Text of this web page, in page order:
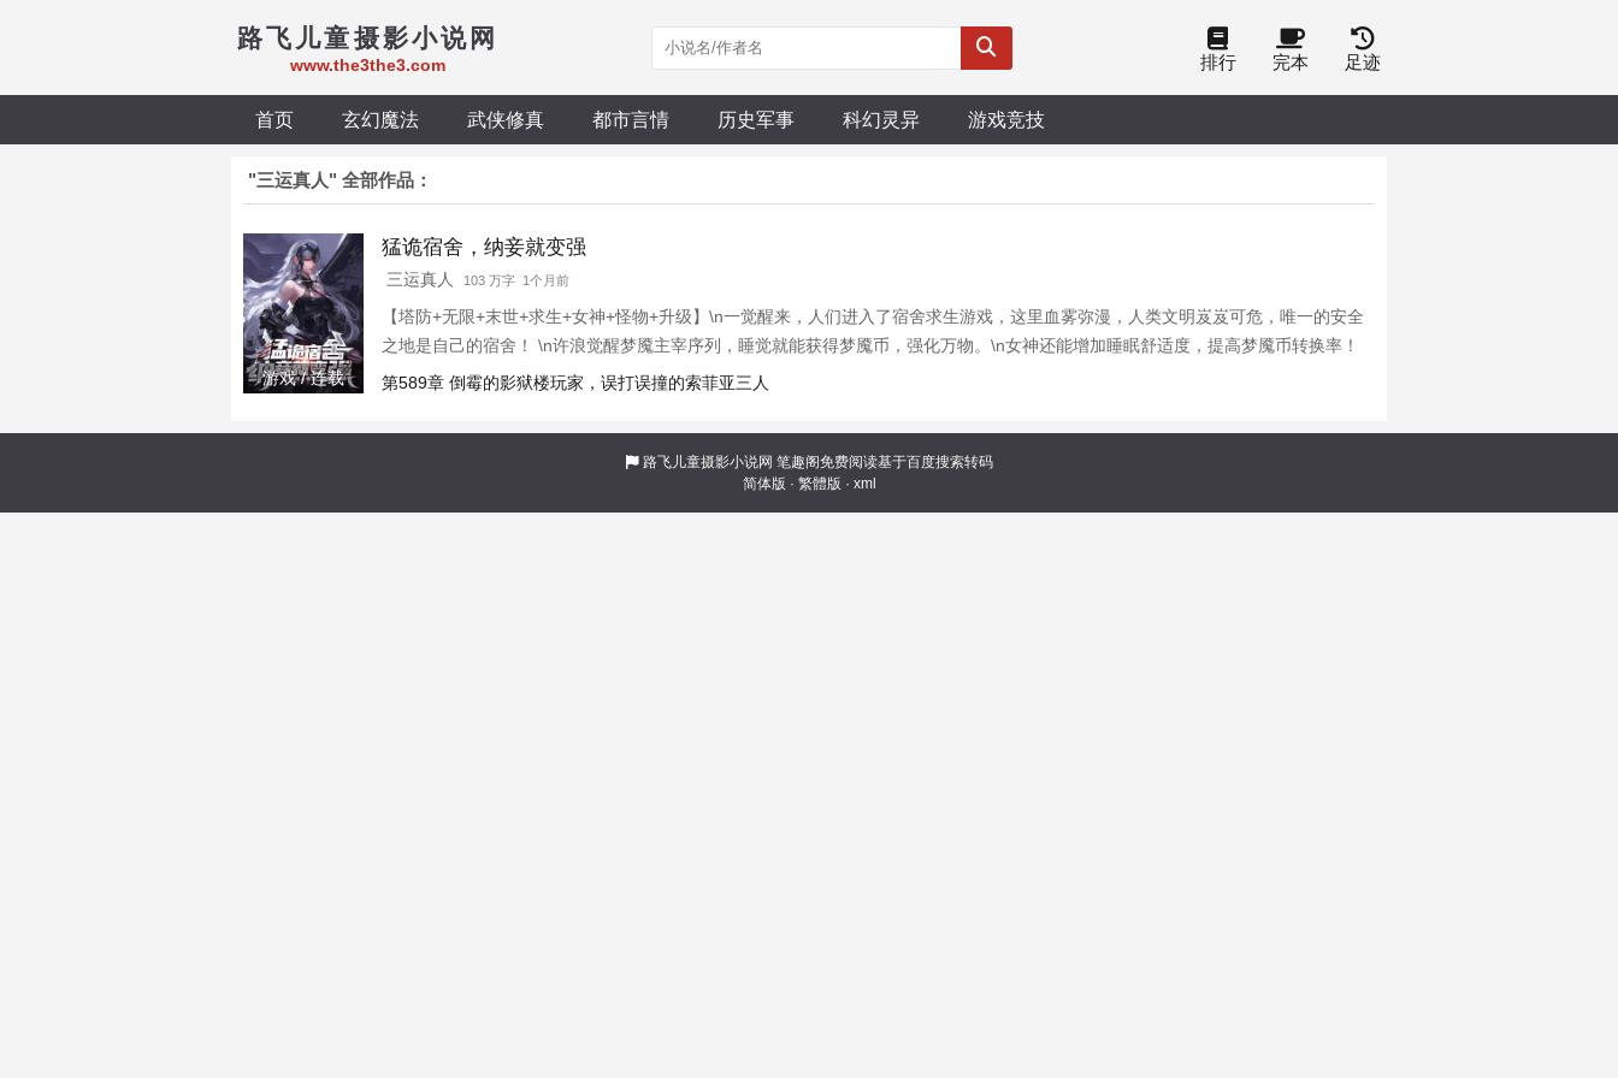
路飞儿童摄影小说网
www.the3the3.com 排行 完本 足迹
首页 玄幻魔法 武侠修真 都市言情 历史军事 科幻灵异 游戏竞技
"三运真人" 全部作品：
游戏 / 连载
猛诡宿舍，纳妾就变强
三运真人 103 万字 1个月前
【塔防+无限+末世+求生+女神+怪物+升级】\n一觉醒来，人们进入了宿舍求生游戏，这里血雾弥漫，人类文明岌岌可危，唯一的安全
之地是自己的宿舍！ \n许浪觉醒梦魇主宰序列，睡觉就能获得梦魇币，强化万物。\n女神还能增加睡眠舒适度，提高梦魇币转换率！
\n从【破旧的木门】，到抵挡万劫的【不朽星门】\n从【电磁炮台】，到歼灭诡帝的【恒星大炮】\n从【火球术】，到焚烧万物的
第589章 倒霉的影狱楼玩家，误打误撞的索菲亚三人
路飞儿童摄影小说网 笔趣阁免费阅读基于百度搜索转码
简体版 · 繁體版 · xml